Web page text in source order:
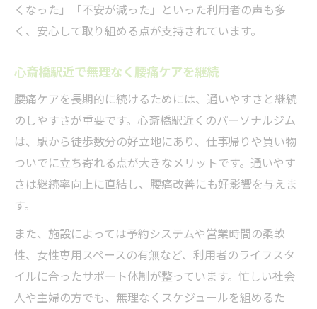
くなった」「不安が減った」といった利用者の声も多
く、安心して取り組める点が支持されています。
心斎橋駅近で無理なく腰痛ケアを継続
腰痛ケアを長期的に続けるためには、通いやすさと継続
のしやすさが重要です。心斎橋駅近くのパーソナルジム
は、駅から徒歩数分の好立地にあり、仕事帰りや買い物
ついでに立ち寄れる点が大きなメリットです。通いやす
さは継続率向上に直結し、腰痛改善にも好影響を与えま
す。
また、施設によっては予約システムや営業時間の柔軟
性、女性専用スペースの有無など、利用者のライフスタ
イルに合ったサポート体制が整っています。忙しい社会
人や主婦の方でも、無理なくスケジュールを組めるた